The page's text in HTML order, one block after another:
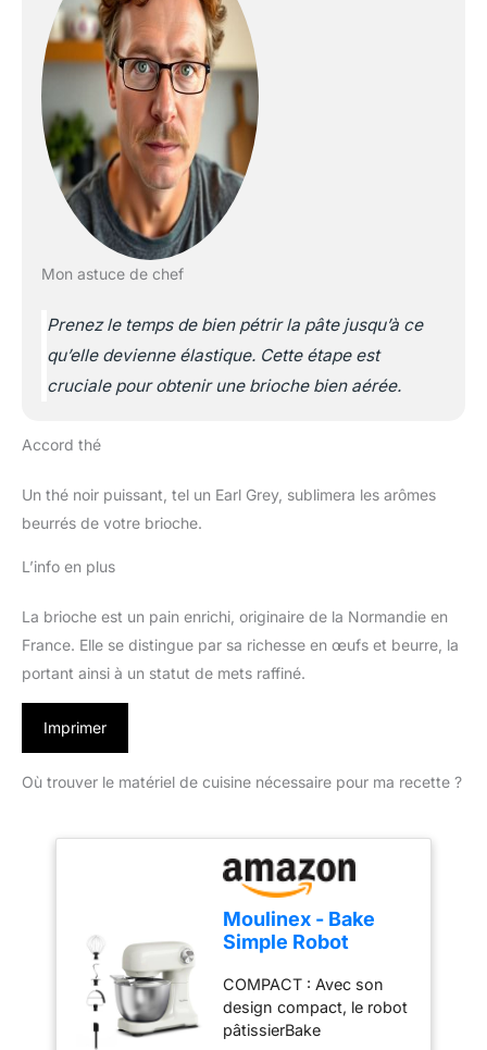
Mon astuce de chef
Prenez le temps de bien pétrir la pâte jusqu’à ce
qu’elle devienne élastique. Cette étape est
cruciale pour obtenir une brioche bien aérée.
Accord thé
Un thé noir puissant, tel un Earl Grey, sublimera les arômes
beurrés de votre brioche.
L’info en plus
La brioche est un pain enrichi, originaire de la Normandie en
France. Elle se distingue par sa richesse en œufs et beurre, la
portant ainsi à un statut de mets raffiné.
Imprimer
Où trouver le matériel de cuisine nécessaire pour ma recette ?
Moulinex - Bake
Simple Robot
fouet, batteur et
crochet
COMPACT : Avec son
design compact, le robot
pâtissierBake